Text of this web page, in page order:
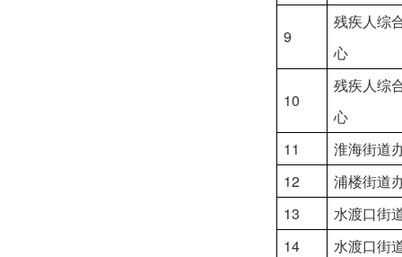
9
残疾人综
心
10
残疾人综
心
11
淮海街道
12
浦楼街道
13
水渡口街
14
水渡口街